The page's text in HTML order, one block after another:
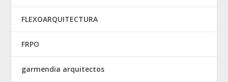
FLEXOARQUITECTURA
FRPO
garmendia arquitectos